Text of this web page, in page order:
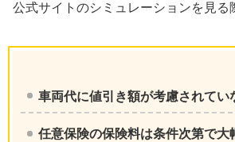
公式サイトのシミュレーションを見る
車両代に値引き額が考慮されてい
任意保険の保険料は条件次第で大